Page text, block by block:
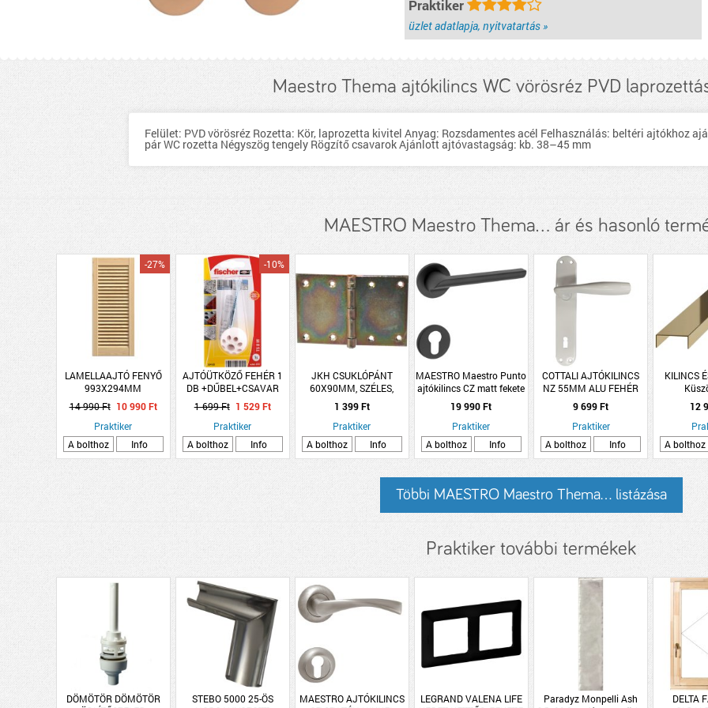
Praktiker
üzlet adatlapja, nyitvatartás »
Maestro Thema ajtókilincs WC vörösréz PVD
Felület: PVD vörösréz Rozetta: Kör, laprozetta kivitel Anyag: Rozsdamentes acél Felhasználás: beltéri ajtókhoz
pár WC rozetta Négyszög tengely Rögzítő csavarok Ajánlott ajtóvastagság: kb. 38–45 mm
MAESTRO Maestro Thema... ár és hasonló
LAMELLAAJTÓ FENYŐ
993X294MM
NATÚR,NYITOTT
-27%
14 990 Ft 10 990 Ft
Praktiker
A bolthoz
Info
AJTÓÜTKÖZŐ FEHÉR 1
DB +DŰBEL+CSAVAR
FISCHER
-10%
1 699 Ft 1 529 Ft
Praktiker
A bolthoz
Info
JKH CSUKLÓPÁNT
60X90MM, SZÉLES,
HORG. -
1 399 Ft
Praktiker
A bolthoz
Info
MAESTRO Maestro Punto
ajtókilincs CZ matt fekete
Punto
19 990 Ft
Praktiker
A bolthoz
Info
COTTALI AJTÓKILINCS
NZ 55MM ALU FEHÉR
MITO
9 699 Ft
Praktiker
A bolthoz
Info
KILINCS
12
A bolthoz
Többi MAESTRO Maestro Thema... listázása
Praktiker további termékek
DÖMÖTÖR DÖMÖTÖR
STEBO 5000 25-ÖS
MAESTRO AJTÓKILINCS
LEGRAND VALENA LIFE
Paradyz Monpelli Ash
DELTA